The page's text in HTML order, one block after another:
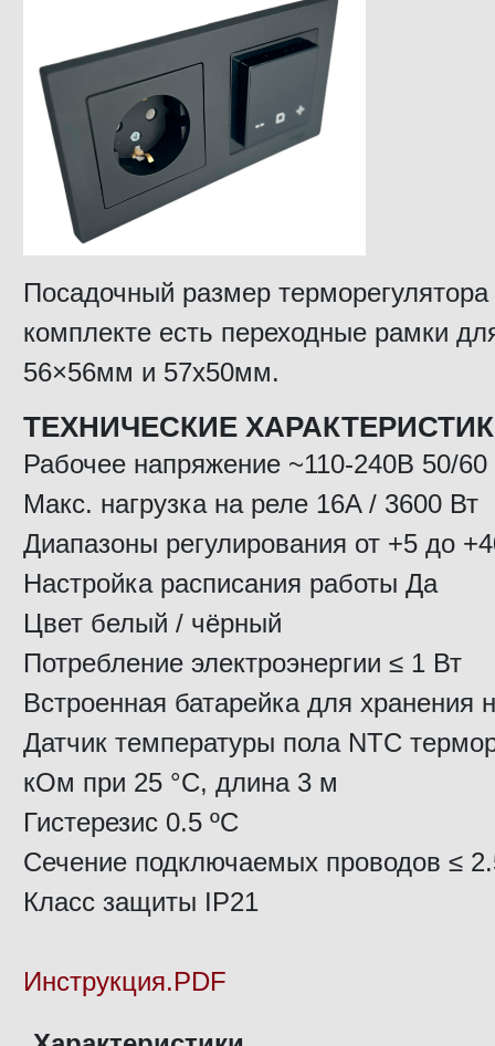
Посадочный размер
комплекте есть переходные рамки
56×56мм и 57х50мм.
ТЕХНИЧЕСКИЕ
Рабочее напряжение ~110-240В 50/60
Макс. нагрузка на реле 16A / 3600 Вт
Диапазоны регулирования от +5 до
Настройка расписания работы Да
Цвет белый / чёрный
Потребление электроэнергии ≤ 1 Вт
Встроенная батарейка для хранения
Датчик температуры пола NTC
кОм при 25 °C, длина 3 м
Гистерезис 0.5 ºС
Сечение подключаемых проводов ≤
Класс защиты IP21
Инструкция.PDF